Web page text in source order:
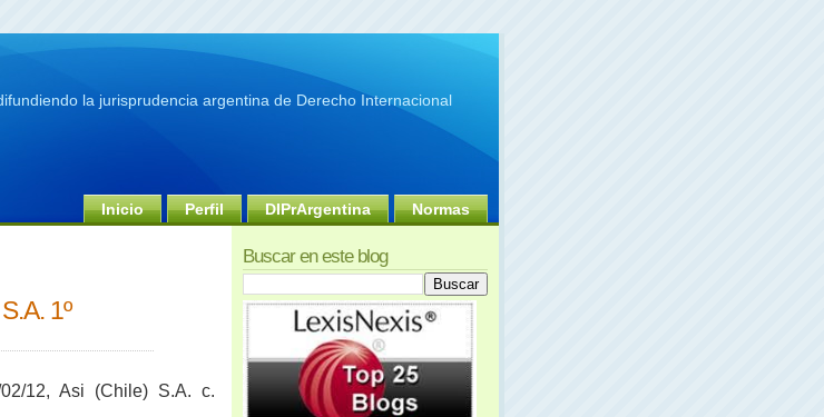
la jurisprudencia argentina de Derecho Internacional
Inicio Perfil DIPrArgentina Normas
1º
12, Asi (Chile) S.A. c.
Buscar en este blog